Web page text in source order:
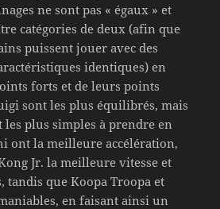
ne sont pas « égaux » et
catégories de deux (afin que
puissent jouer avec des
identiques) en
forts et de leurs points
sont les plus équilibrés, mais
les plus simples à prendre en
ont la meilleure accélération,
Jr. la meilleure vitesse et
tandis que Koopa Troopa et
en faisant ainsi un